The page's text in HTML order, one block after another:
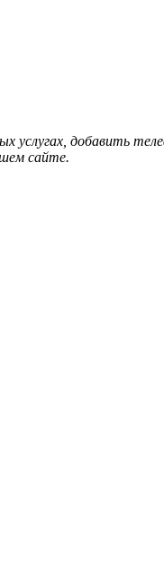
услугах, добавить
сайте.